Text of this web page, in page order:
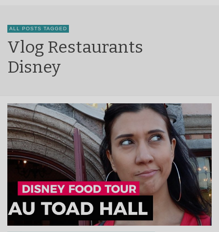
ALL POSTS TAGGED
Vlog Restaurants
Disney